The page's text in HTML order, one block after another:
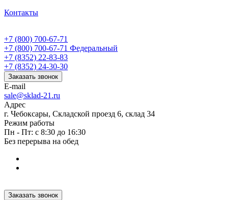
Контакты
+7 (800) 700-67-71
+7 (800) 700-67-71 Федеральный
+7 (8352) 22-83-83
+7 (8352) 24-30-30
Заказать звонок
E-mail
sale@sklad-21.ru
Адрес
г. Чебоксары, Складской проезд 6, склад 34
Режим работы
Пн - Пт: с 8:30 до 16:30
Без перерыва на обед
Заказать звонок